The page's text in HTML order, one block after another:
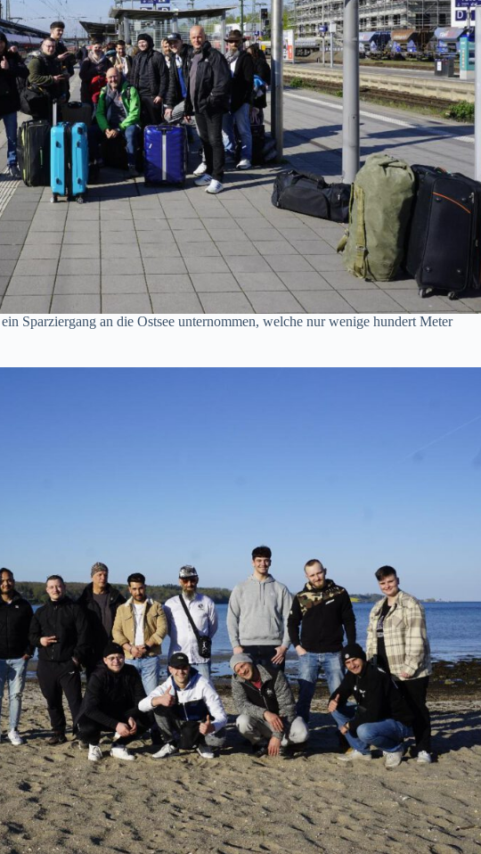
Sparziergang an die Ostsee unternommen, welche nur wenige hundert Meter